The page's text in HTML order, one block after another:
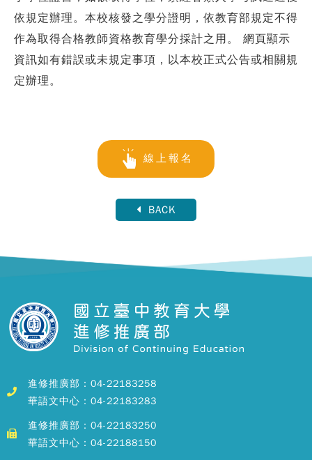
依規定辦理。本校核發之學分證明，依教育部規定不得
作為取得合格教師資格教育學分採計之用。 網頁顯示
資訊如有錯誤或未規定事項，以本校正式公告或相關規
定辦理。
線上報名
BACK
進修推廣部：04-22183258
華語文中心：04-22183283
進修推廣部：04-22183250
華語文中心：04-22188150